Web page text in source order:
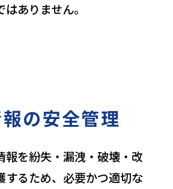
ありません。
の安全管理
報を紛失・漏洩・破壊・改
するため、必要かつ適切な